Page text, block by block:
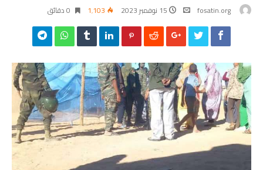
fosatin.org 15 نوفمبر 2023 1٬103 0 ‫دقائق‬